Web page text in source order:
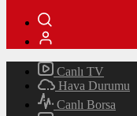
Canlı TV
Hava Durumu
Canlı Borsa